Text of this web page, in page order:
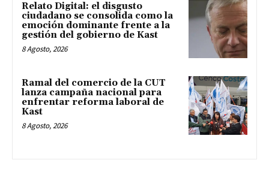
Relato Digital: el disgusto
ciudadano se consolida como la
emoción dominante frente a la
gestión del gobierno de Kast
8 Agosto, 2026
Ramal del comercio de la CUT
lanza campaña nacional para
enfrentar reforma laboral de
Kast
8 Agosto, 2026